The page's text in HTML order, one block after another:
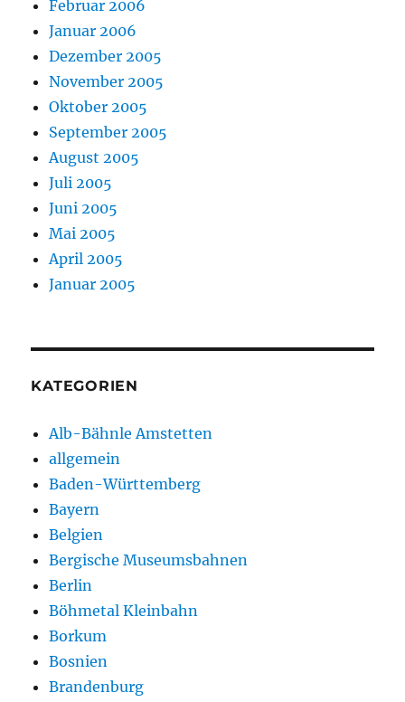
Februar 2006
Januar 2006
Dezember 2005
November 2005
Oktober 2005
September 2005
August 2005
Juli 2005
Juni 2005
Mai 2005
April 2005
Januar 2005
KATEGORIEN
Alb-Bähnle Amstetten
allgemein
Baden-Württemberg
Bayern
Belgien
Bergische Museumsbahnen
Berlin
Böhmetal Kleinbahn
Borkum
Bosnien
Brandenburg